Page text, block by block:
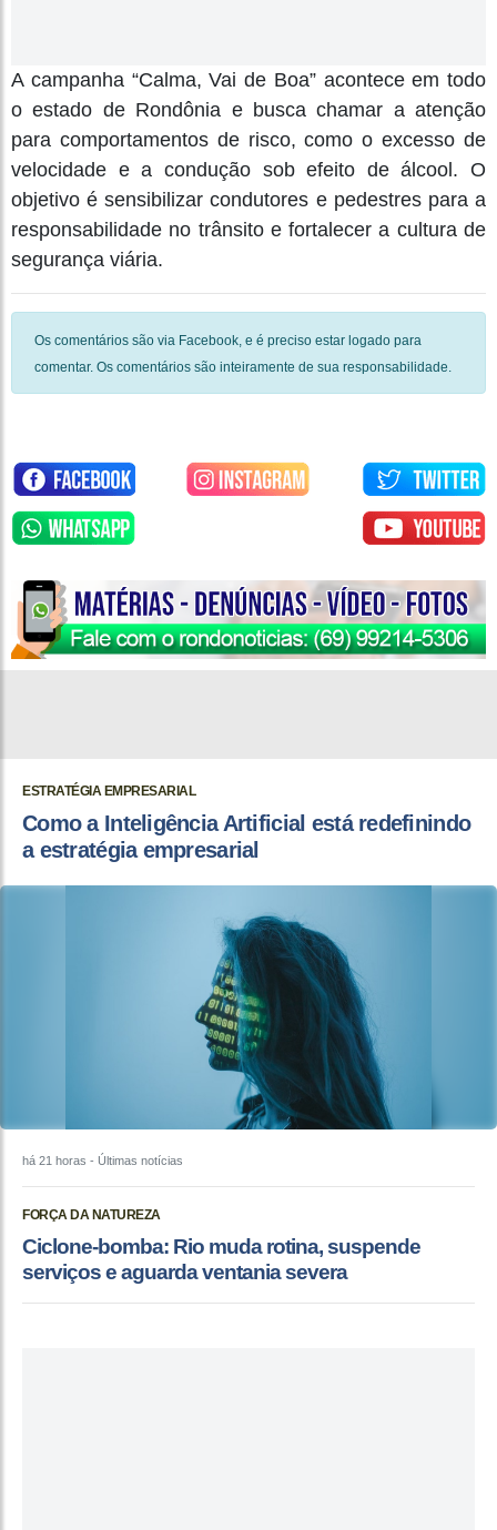
A campanha “Calma, Vai de Boa” acontece em todo
o estado de Rondônia e busca chamar a atenção
para comportamentos de risco, como o excesso de
velocidade e a condução sob efeito de álcool. O
objetivo é sensibilizar condutores e pedestres para a
responsabilidade no trânsito e fortalecer a cultura de
segurança viária.
Os comentários são via Facebook, e é preciso estar logado para
comentar. Os comentários são inteiramente de sua responsabilidade.
ESTRATÉGIA EMPRESARIAL
Como a Inteligência Artificial está redefinindo
a estratégia empresarial
há 21 horas - Últimas notícias
FORÇA DA NATUREZA
Ciclone-bomba: Rio muda rotina, suspende
serviços e aguarda ventania severa